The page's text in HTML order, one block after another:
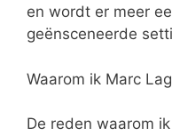
en wordt er meer
geënsceneerde
Waarom ik Marc
De reden waarom